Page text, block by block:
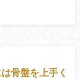
骨盤を上手く